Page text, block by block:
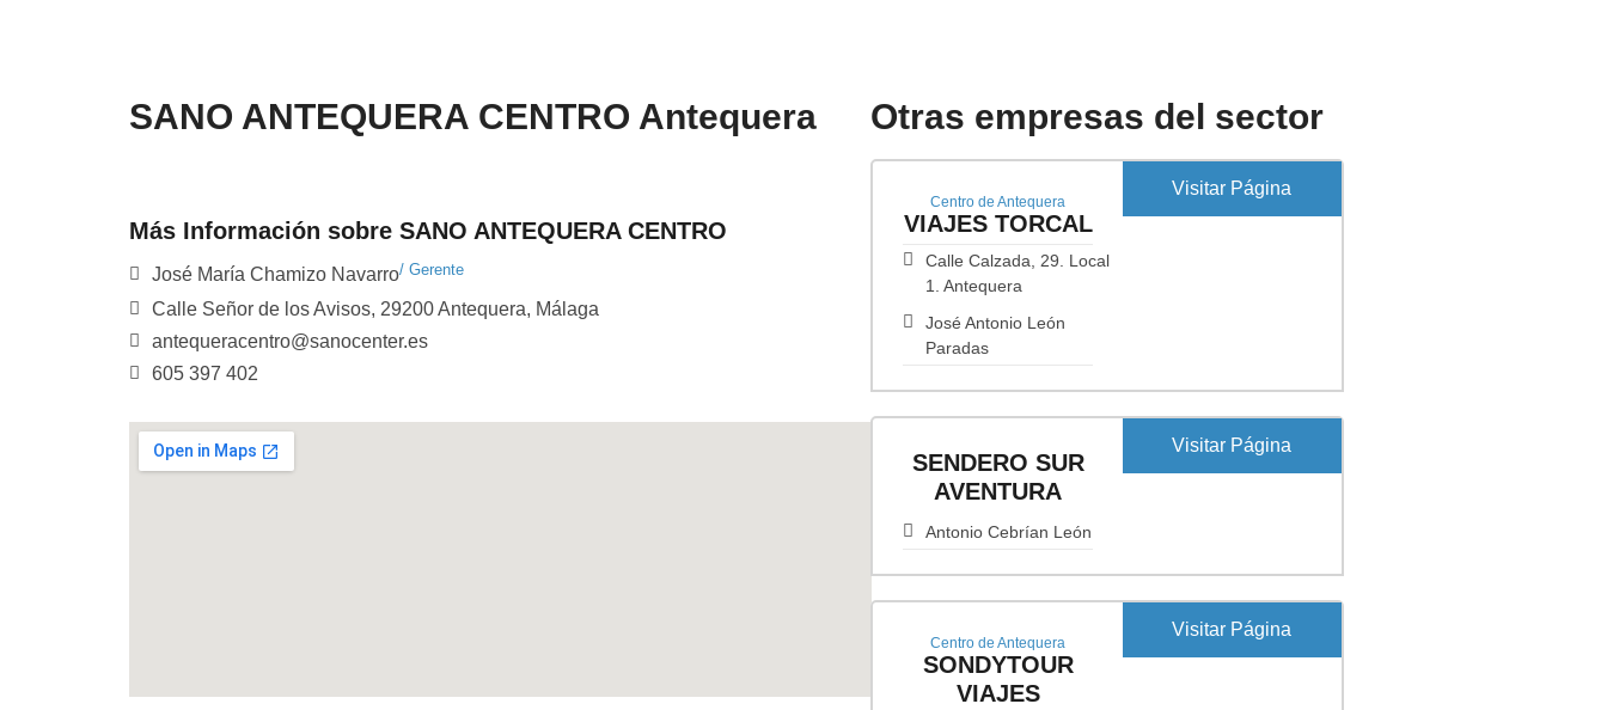
SANO ANTEQUERA CENTRO Antequera
Más Información sobre SANO ANTEQUERA CENTRO
José María Chamizo Navarro/ Gerente
Calle Señor de los Avisos, 29200 Antequera, Málaga
antequeracentro@sanocenter.es
605 397 402
Otras empresas del sector
Centro de Antequera
VIAJES TORCAL
Calle Calzada, 29. Local
1. Antequera
José Antonio León
Paradas
Visitar Página
SENDERO SUR
AVENTURA
Antonio Cebrían León
Visitar Página
Centro de Antequera
SONDYTOUR
VIAJES
Visitar Página